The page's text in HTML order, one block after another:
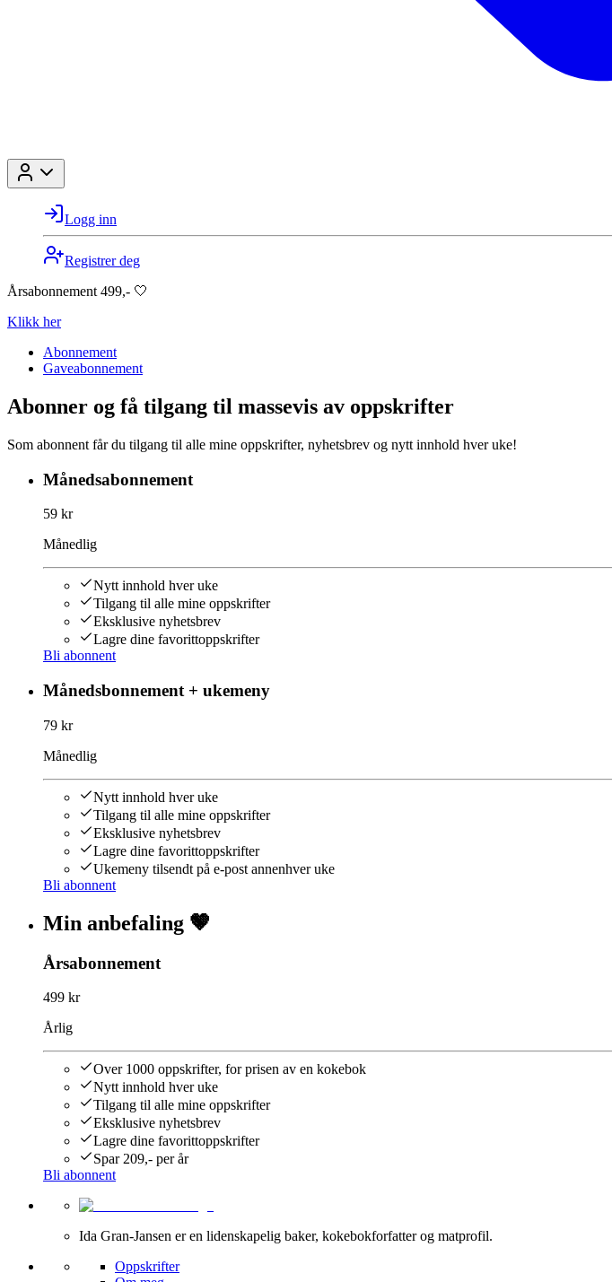
Logg inn
Registrer deg
Årsabonnement 499,- 🤍
Klikk her
Abonnement
Gaveabonnement
Abonner og få tilgang til massevis av oppskrifter
Som abonnent får du tilgang til alle mine oppskrifter, nyhetsbrev og nytt innhold hver uke!
Månedsabonnement
59 kr
Månedlig
Nytt innhold hver uke
Tilgang til alle mine oppskrifter
Eksklusive nyhetsbrev
Lagre dine favorittoppskrifter
Bli abonnent
Månedsbonnement + ukemeny
79 kr
Månedlig
Nytt innhold hver uke
Tilgang til alle mine oppskrifter
Eksklusive nyhetsbrev
Lagre dine favorittoppskrifter
Ukemeny tilsendt på e-post annenhver uke
Bli abonnent
Min anbefaling 🤎
Årsabonnement
499 kr
Årlig
Over 1000 oppskrifter, for prisen av en kokebok
Nytt innhold hver uke
Tilgang til alle mine oppskrifter
Eksklusive nyhetsbrev
Lagre dine favorittoppskrifter
Spar 209,- per år
Bli abonnent
Ida Gran-Jansen er en lidenskapelig baker, kokebokforfatter og matprofil.
Oppskrifter